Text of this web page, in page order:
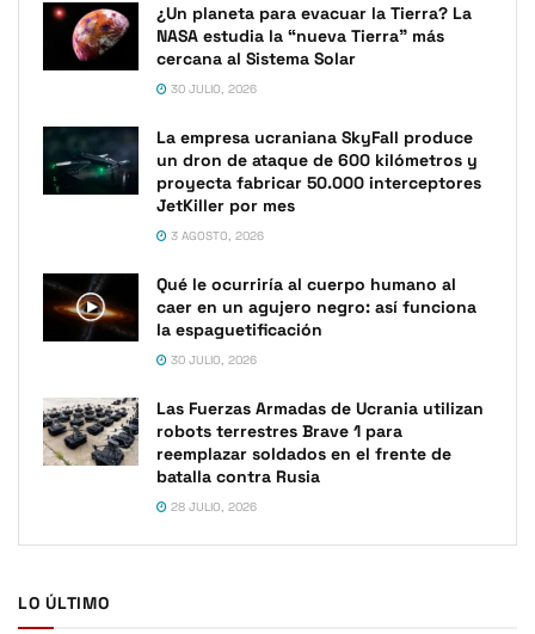
¿Un planeta para evacuar la Tierra? La
NASA estudia la “nueva Tierra” más
cercana al Sistema Solar
30 JULIO, 2026
La empresa ucraniana SkyFall produce
un dron de ataque de 600 kilómetros y
proyecta fabricar 50.000 interceptores
JetKiller por mes
3 AGOSTO, 2026
Qué le ocurriría al cuerpo humano al
caer en un agujero negro: así funciona
la espaguetificación
30 JULIO, 2026
Las Fuerzas Armadas de Ucrania utilizan
robots terrestres Brave 1 para
reemplazar soldados en el frente de
batalla contra Rusia
28 JULIO, 2026
LO ÚLTIMO